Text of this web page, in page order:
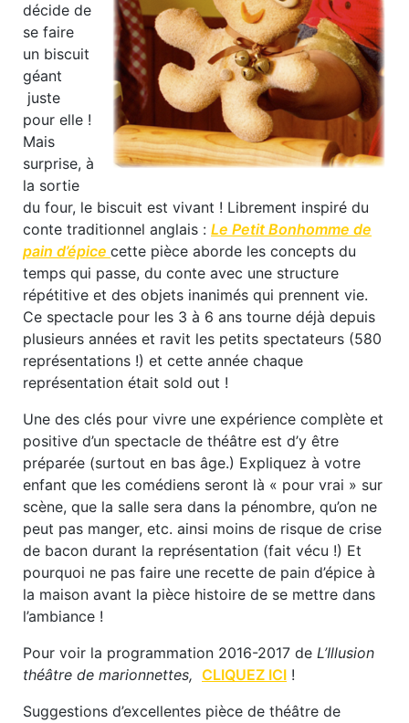
décide de
se faire
un biscuit
géant
juste
pour elle !
Mais
surprise, à
la sortie
du four, le biscuit est vivant ! Librement inspiré du
conte traditionnel anglais : Le Petit Bonhomme de
pain d’épice cette pièce aborde les concepts du
temps qui passe, du conte avec une structure
répétitive et des objets inanimés qui prennent vie.
Ce spectacle pour les 3 à 6 ans tourne déjà depuis
plusieurs années et ravit les petits spectateurs (580
représentations !) et cette année chaque
représentation était sold out !
Une des clés pour vivre une expérience complète et
positive d’un spectacle de théâtre est d’y être
préparée (surtout en bas âge.) Expliquez à votre
enfant que les comédiens seront là « pour vrai » sur
scène, que la salle sera dans la pénombre, qu’on ne
peut pas manger, etc. ainsi moins de risque de crise
de bacon durant la représentation (fait vécu !) Et
pourquoi ne pas faire une recette de pain d’épice à
la maison avant la pièce histoire de se mettre dans
l’ambiance !
Pour voir la programmation 2016-2017 de L’Illusion
théâtre de marionnettes, CLIQUEZ ICI !
Suggestions d’excellentes pièce de théâtre de